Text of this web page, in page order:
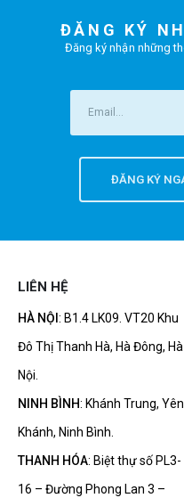
ĐĂNG KÝ
Đăng ký nhận những
LIÊN HỆ
HÀ NỘI : B1.4 LK09. VT20 Khu
Đô Thị Thanh Hà, Hà Đông, Hà
Nội.
NINH BÌNH: Khánh Trung, Yên
Khánh, Ninh Bình.
THANH HÓA: Biệt thự số PL3-
16 – Đường Phong Lan 3 –